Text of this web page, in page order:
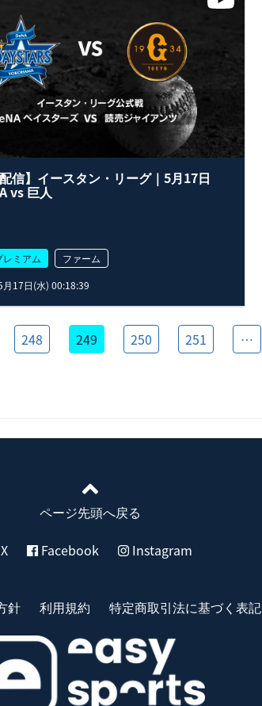
配信】イースタン・リーグ｜5月17日
vs 巨人
レミアム
ファーム
17日(水) 00:18:39
248 249 250 251 …
ページ先頭へ戻る
X
Facebook Instagram
針 利用規約 特定商取引法に基づく表記